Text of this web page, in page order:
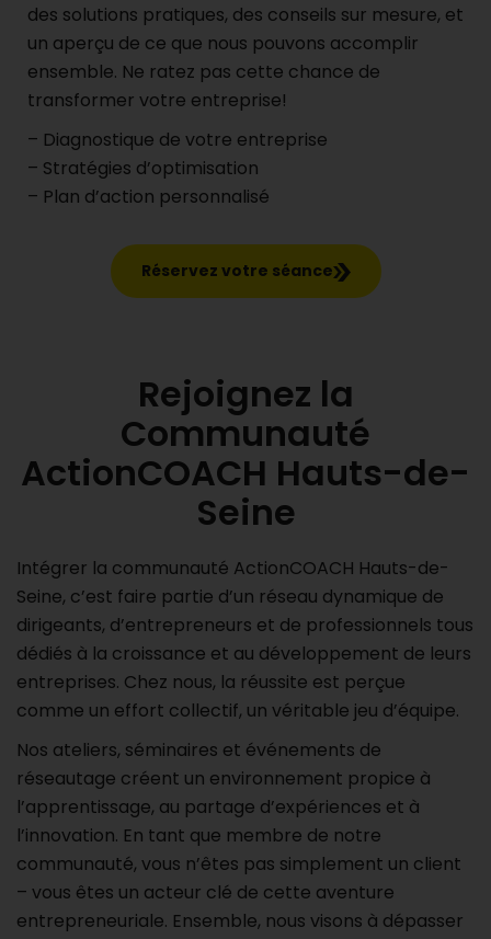
des solutions pratiques, des conseils sur mesure, et
un aperçu de ce que nous pouvons accomplir
ensemble. Ne ratez pas cette chance de
transformer votre entreprise!
– Diagnostique de votre entreprise
– Stratégies d’optimisation
– Plan d’action personnalisé
Réservez votre séance
Rejoignez la
Communauté
ActionCOACH Hauts-de-
Seine
Intégrer la communauté ActionCOACH Hauts-de-
Seine, c’est faire partie d’un réseau dynamique de
dirigeants, d’entrepreneurs et de professionnels tous
dédiés à la croissance et au développement de leurs
entreprises. Chez nous, la réussite est perçue
comme un effort collectif, un véritable jeu d’équipe.
Nos ateliers, séminaires et événements de
réseautage créent un environnement propice à
l’apprentissage, au partage d’expériences et à
l’innovation. En tant que membre de notre
communauté, vous n’êtes pas simplement un client
– vous êtes un acteur clé de cette aventure
entrepreneuriale. Ensemble, nous visons à dépasser